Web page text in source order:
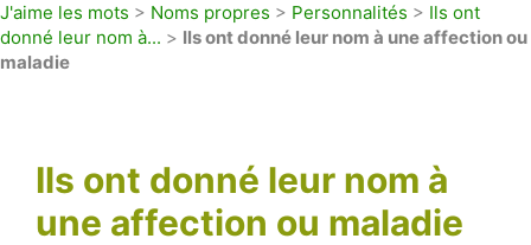
J'aime les mots > Noms propres > Personnalités > Ils ont
donné leur nom à... > Ils ont donné leur nom à une affection ou
maladie
Ils ont donné leur nom à
une affection ou maladie